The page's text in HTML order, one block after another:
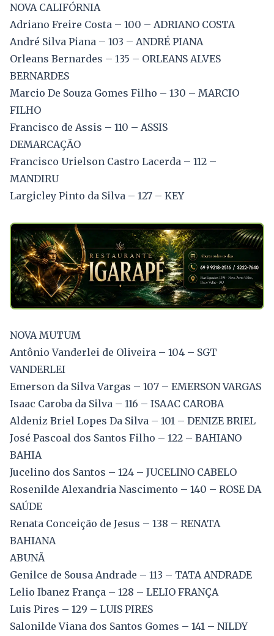
NOVA CALIFÓRNIA
Adriano Freire Costa – 100 – ADRIANO COSTA
André Silva Piana – 103 – ANDRÉ PIANA
Orleans Bernardes – 135 – ORLEANS ALVES
BERNARDES
Marcio De Souza Gomes Filho – 130 – MARCIO
FILHO
Francisco de Assis – 110 – ASSIS
DEMARCAÇÃO
Francisco Urielson Castro Lacerda – 112 –
MANDIRU
Largicley Pinto da Silva – 127 – KEY
NOVA MUTUM
Antônio Vanderlei de Oliveira – 104 – SGT
VANDERLEI
Emerson da Silva Vargas – 107 – EMERSON VARGAS
Isaac Caroba da Silva – 116 – ISAAC CAROBA
Aldeniz Briel Lopes Da Silva – 101 – DENIZE BRIEL
José Pascoal dos Santos Filho – 122 – BAHIANO
BAHIA
Jucelino dos Santos – 124 – JUCELINO CABELO
Rosenilde Alexandria Nascimento – 140 – ROSE DA
SAÚDE
Renata Conceição de Jesus – 138 – RENATA
BAHIANA
ABUNÃ
Genilce de Sousa Andrade – 113 – TATA ANDRADE
Lelio Ibanez França – 128 – LELIO FRANÇA
Luis Pires – 129 – LUIS PIRES
Salonilde Viana dos Santos Gomes – 141 – NILDY